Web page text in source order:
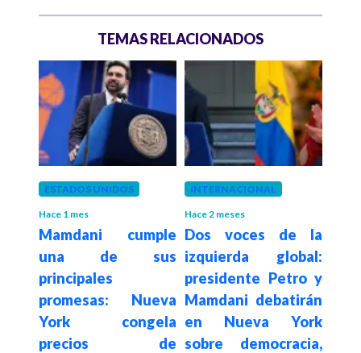
TEMAS RELACIONADOS
ESTADOS UNIDOS
Hace 1 mes
Mamdani cumple
una de sus
principales
promesas: Nueva
York congela
precios de
INTERNACIONAL
Hace 2 meses
Dos voces de la
izquierda global:
presidente Petro y
Mamdani debatirán
en Nueva York
sobre democracia,